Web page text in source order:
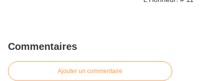
Commentaires
Ajouter un commentaire